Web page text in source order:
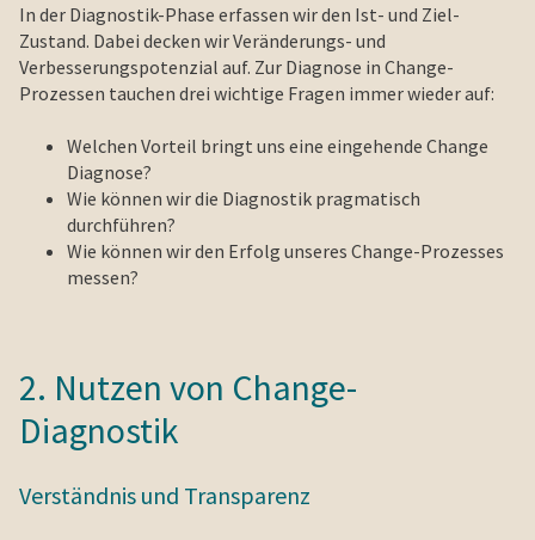
In der Diagnostik-Phase erfassen wir den Ist- und Ziel-
Zustand. Dabei decken wir Veränderungs- und
Verbesserungspotenzial auf. Zur Diagnose in Change-
Prozessen tauchen drei wichtige Fragen immer wieder auf:
Welchen Vorteil bringt uns eine eingehende Change
Diagnose?
Wie können wir die Diagnostik pragmatisch
durchführen?
Wie können wir den Erfolg unseres Change-Prozesses
messen?
2. Nutzen von Change-
Diagnostik
Verständnis und Transparenz